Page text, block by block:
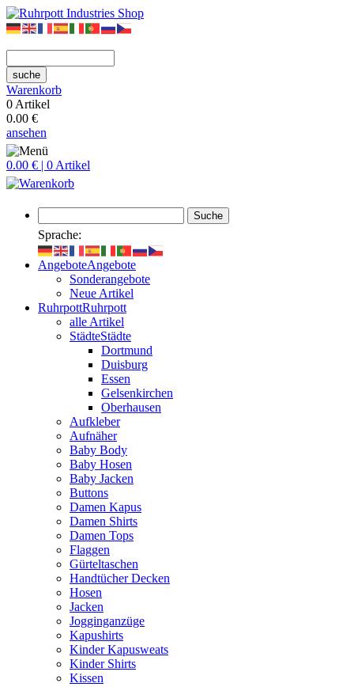
suche
Warenkorb
0 Artikel
0.00 €
ansehen
0.00 € | 0 Artikel
Suche
Sprache:
AngeboteAngebote
Sonderangebote
Neue Artikel
RuhrpottRuhrpott
alle Artikel
StädteStädte
Dortmund
Duisburg
Essen
Gelsenkirchen
Oberhausen
Aufkleber
Aufnäher
Baby Body
Baby Hosen
Baby Jacken
Buttons
Damen Kapus
Damen Shirts
Damen Tops
Flaggen
Gürteltaschen
Handtücher Decken
Hosen
Jacken
Jogginganzüge
Kapushirts
Kinder Kapusweats
Kinder Shirts
Kissen